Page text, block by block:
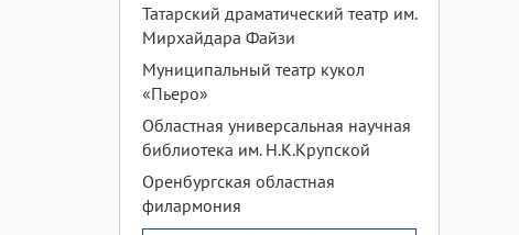
Татарский драматический театр им.
Мирхайдара Файзи
Муниципальный театр кукол
«Пьеро»
Областная универсальная научная
библиотека им. Н.К.Крупской
Оренбургская областная
филармония